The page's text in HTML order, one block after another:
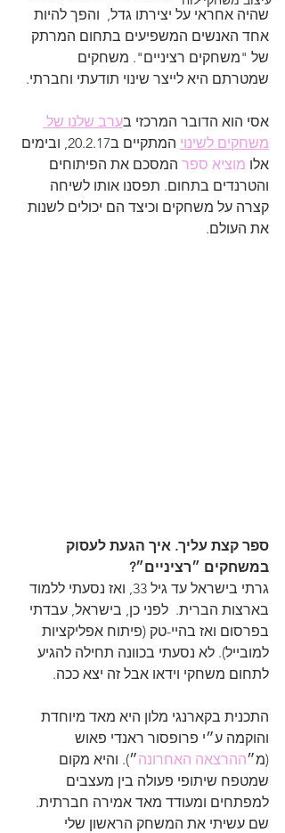
שהיה אחראי על יצירתו גדל,  והפך להיות
אחד האנשים המשפיעים בתחום המרתק
של "משחקים רציניים". משחקים
שמטרתם היא לייצר שינוי תודעתי וחברתי.
אסי הוא הדובר המרכזי בערב שלנו של
משחקים לשינוי
המתקיים ב20.2.17, ובימים
אלו מוציא ספר המסכם את הפיתוחים
והטרנדים בתחום. תפסנו אותו לשיחה
קצרה על משחקים וכיצד הם יכולים לשנות
את העולם.
ספר קצת עליך. איך הגעת לעסוק
במשחקים ״רציניים״?
גרתי בישראל עד גיל 33, ואז נסעתי ללמוד
בארצות הברית.  לפני כן, בישראל, עבדתי
בפרסום ואז בהיי-טק (פיתוח אפליקציות
למובייל). לא נסעתי בכוונה תחילה להגיע
לתחום משחקי וידאו אבל זה יצא ככה.
התכנית בקארנגי מלון היא מאד מיוחדת
והוקמה ע״י פרופסור ראנדי פאוש
(מ״ההרצאה האחרונה״). והיא מקום
שמטפח שיתופי פעולה בין מעצבים
למפתחים ומעודד מאד אמירה חברתית.
שם עשיתי את המשחק הראשון שלי